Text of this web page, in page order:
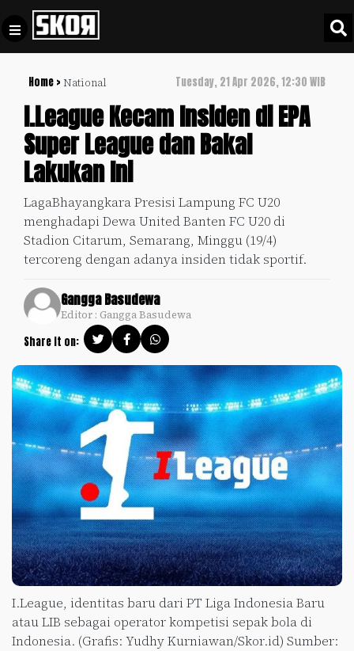
Home > National Tuesday, 21 Apr 2026, 12:30 WIB
I.League Kecam Insiden di EPA
Super League dan Bakal
Lakukan Ini
LagaBhayangkara Presisi Lampung FC U20
menghadapi Dewa United Banten FC U20 di
Stadion Citarum, Semarang, Minggu (19/4)
tercoreng dengan adanya insiden tidak sportif.
Gangga Basudewa
Editor : Gangga Basudewa
Share it on:
I.League, identitas baru dari PT Liga Indonesia Baru
atau LIB sebagai operator kompetisi sepak bola di
Indonesia. (Grafis: Yudhy Kurniawan/Skor.id) Sumber:
Football +
Culture +
Update
+
Timnas
Indonesia
SKOR
SPECIAL
Video
Policy
Pedoman
Pemberitaan
Media
Siber
Disclaimer
Tentang